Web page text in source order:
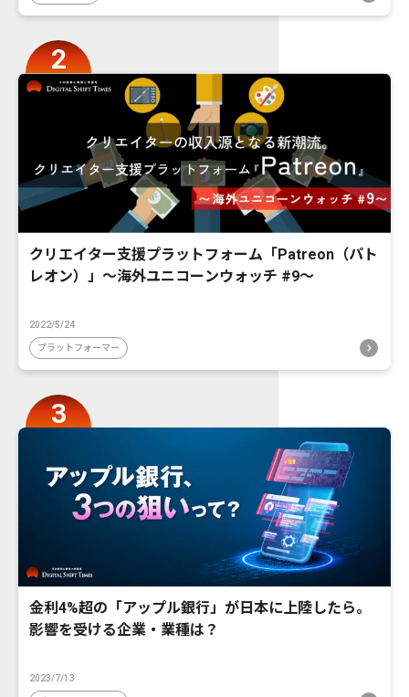
クリエイター支援プラットフォーム「Patreon（パト
レオン）」〜海外ユニコーンウォッチ #9〜
2022/5/24
プラットフォーマー
金利4%超の「アップル銀行」が日本に上陸したら。
影響を受ける企業・業種は？
2023/7/13